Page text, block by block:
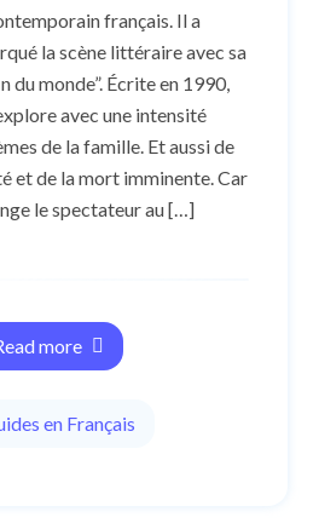
français. Il a
la scène littéraire avec sa
du monde”. Écrite en 1990,
avec une intensité
de la famille. Et aussi de
et de la mort imminente. Car
le spectateur au […]
more
en Français